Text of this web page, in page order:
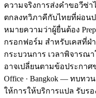
ความจริงการส่งคำขอวีซ่
ตกลงทวิภาคีกับไทยที่ผ่อน
หมายความว่าผู้ยื่นต้อง
กรอกฟอร์ม สำหรับเคสที่ฝ่า
กระบวนการ เวลาพิจารณ
อาจเปลี่ยนตามข้อประกาศข
Office · Bangkok — ทบทว
ให้การให้บริการแปล รับร